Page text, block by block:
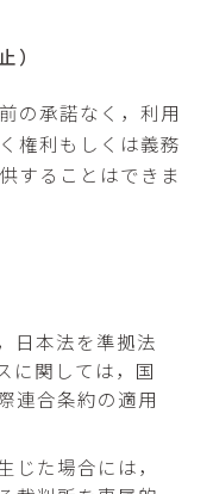
）
の承諾なく，利用
権利もしくは義務
することはできま
日本法を準拠法
に関しては，国
連合条約の適用
じた場合には，